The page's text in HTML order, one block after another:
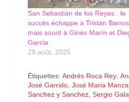
San Sebastián de los Reyes : le
succès échappe à Tristán
mais sourit à Ginés Marín et
Garcia
29 août, 2025
Étiquettes: Andrés Roca Rey
José Garrido José Maria
Sanchez y Sanchez Sergio